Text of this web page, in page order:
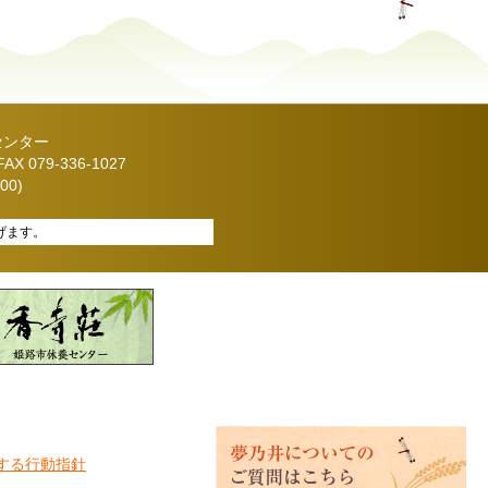
ター
079-336-1027
す。
る行動指針